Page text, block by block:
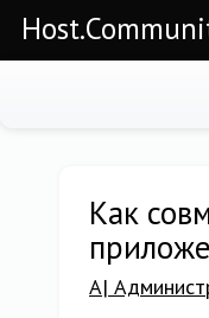
Как
A|